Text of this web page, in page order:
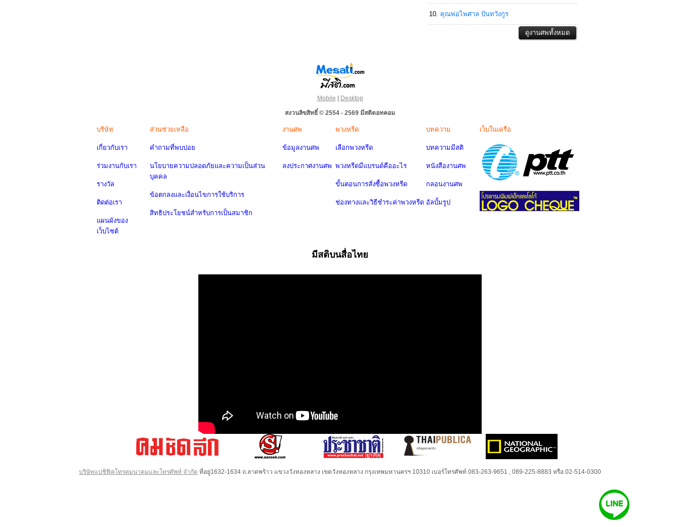
คุณพ่อไพศาล ปันทวังกูร
Mobile | Desktop
สงวนลิขสิทธิ์ © 2554 - 2569 มีสติดอทคอม
บริษัท
เกี่ยวกับเรา
ร่วมงานกับเรา
รางวัล
ติดต่อเรา
แผนผังของ
เว็บไซต์
ส่วนช่วยเหลือ
คำถามที่พบบ่อย
นโยบายความปลอดภัยและความเป็นส่วน
บุคคล
ข้อตกลงและเงื่อนไขการใช้บริการ
สิทธิประโยชน์สำหรับการเป็นสมาชิก
งานศพ
ข้อมูลงานศพ
ลงประกาศงานศพ
พวงหรีด
เลือกพวงหรีด
พวงหรีดมีแบรนด์คืออะไร
ขั้นตอนการสั่งซื้อพวงหรีด
ช่องทางและวิธีชำระค่าพวงหรีด
บทความ
บทความมีสติ
หนังสืองานศพ
กลอนงานศพ
อัลบั้มรูป
เว็บในเครือ
มีสติบนสื่อไทย
บริษัทแปซิฟิคโทรคมนาคมและโทรศัพท์ จำกัด ที่อยู่1632-1634 ถ.ลาดพร้าว แขวงวังทองหลาง เขตวังทองหลาง กรุงเทพมหานครฯ 10310 เบอร์โทรศัพท์ 083-263-9651 , 089-225-8883 หรือ 02-514-0300